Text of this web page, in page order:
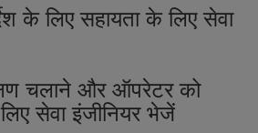
के लिए सहायता के लिए सेवा
चलाने और ऑपरेटर को
सेवा इंजीनियर भेजें